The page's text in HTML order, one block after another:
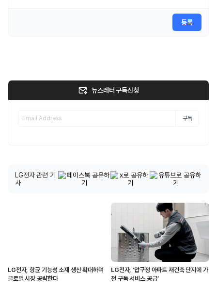
등록
뉴스레터 구독신청
구독
LG전자 관련 기
사
LG전자, 항균 기능성 소재 생산 확대하며
글로벌 시장 공략한다
LG전자, ‘압구정 아파트 재건축 단지에 가
전 구독 서비스 공급’